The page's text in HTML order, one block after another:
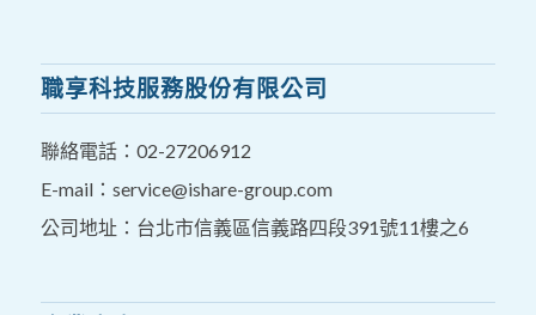
職享科技服務股份有限公司
聯絡電話： 02-27206912
E-mail： service@ishare-group.com
公司地址：台北市信義區信義路四段391號11樓之6